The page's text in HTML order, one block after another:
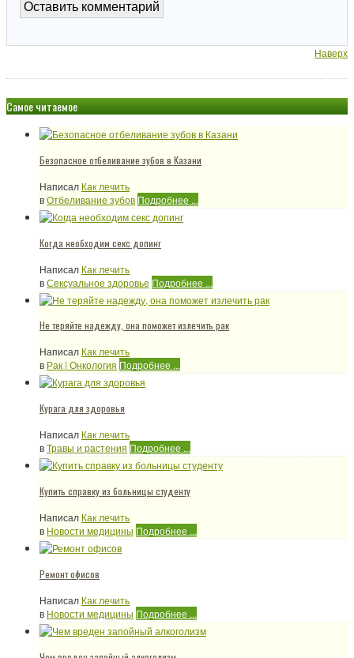
Наверх
Самое читаемое
Безопасное отбеливание зубов в Казани
Написал Как лечить
вОтбеливание зубов Подробнее ...
Когда необходим секс допинг
Написал Как лечить
вСексуальное здоровье Подробнее ...
Не теряйте надежду, она поможет излечить рак
Написал Как лечить
в Рак | Онкология Подробнее ...
Курага для здоровья
Написал Как лечить
вТравы и растения Подробнее ...
Купить справку из больницы студенту
Написал Как лечить
в Новости медицины Подробнее ...
Ремонт офисов
Написал Как лечить
в Новости медицины Подробнее ...